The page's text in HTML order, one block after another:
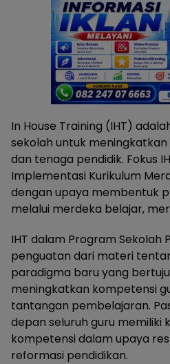
In House Training (IHT)
sekolah untuk
dan tenaga pendidik. Fokus
Implementasi Kurikulum
dengan upaya membentuk
melalui merdeka belajar,
IHT dalam Program Sekolah
penguatan dari materi
paradigma baru yang
meningkatkan kompetensi
tantangan pembelajaran.
depan seluruh guru memiliki
kompetensi dalam upaya
reformasi pendidikan.